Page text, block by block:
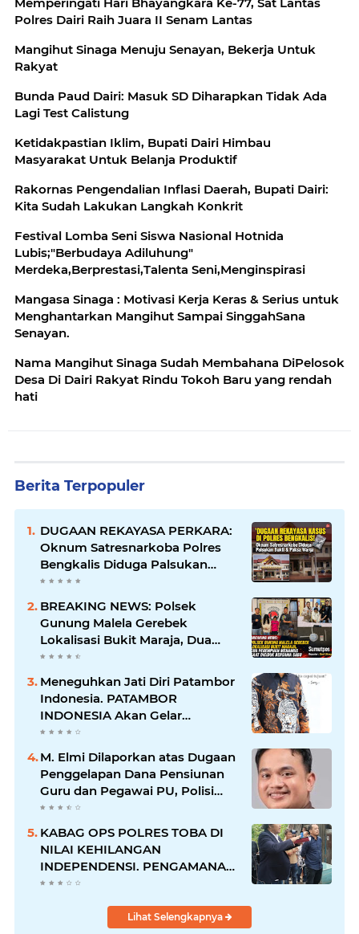
Polres Dairi Raih Juara II Senam Lantas
Mangihut Sinaga Menuju Senayan, Bekerja Untuk
Rakyat
Bunda Paud Dairi: Masuk SD Diharapkan Tidak Ada
Lagi Test Calistung
Ketidakpastian Iklim, Bupati Dairi Himbau
Masyarakat Untuk Belanja Produktif
Rakornas Pengendalian Inflasi Daerah, Bupati Dairi:
Kita Sudah Lakukan Langkah Konkrit
Festival Lomba Seni Siswa Nasional Hotnida
Lubis;"Berbudaya Adiluhung"
Merdeka,Berprestasi,Talenta Seni,Menginspirasi
Mangasa Sinaga : Motivasi Kerja Keras & Serius untuk
Menghantarkan Mangihut Sampai SinggahSana
Senayan.
Nama Mangihut Sinaga Sudah Membahana DiPelosok
Desa Di Dairi Rakyat Rindu Tokoh Baru yang rendah
hati
Berita Terpopuler
DUGAAN REKAYASA PERKARA:
Oknum Satresnarkoba Polres
Bengkalis Diduga Palsukan
Barang Bukti Hingga Paksa
BREAKING NEWS: Polsek
Gunung Malela Gerebek
Lokalisasi Bukit Maraja, Dua
Perempuan Menangis Saat
Diciduk Bersama Sabu
Meneguhkan Jati Diri Patambor
Indonesia. PATAMBOR
INDONESIA Akan Gelar
RAKERNAS II Di Jakarta.
M. Elmi Dilaporkan atas Dugaan
Penggelapan Dana Pensiunan
Guru dan Pegawai PU, Polisi
Pastikan Proses Hukum
KABAG OPS POLRES TOBA DI
NILAI KEHILANGAN
INDEPENDENSI. PENGAMANAN
PENEMBOKAN TANAH DI
Lihat Selengkapnya